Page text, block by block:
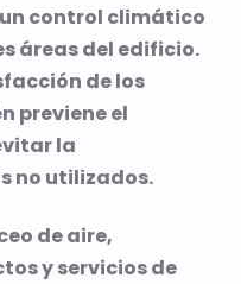
control climático
áreas del edificio.
de los
previene el
la
no utilizados.
de aire,
y servicios de